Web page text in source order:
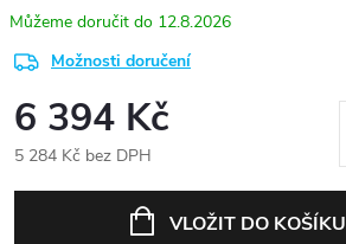
12.8.2026
Možnosti doručení
6 394 Kč
5 284 Kč bez DPH
VLOŽIT DO KOŠÍKU